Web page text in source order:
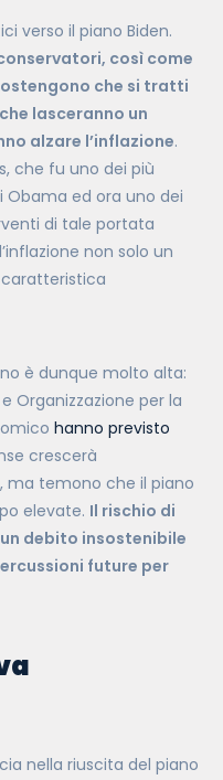
verso il piano Biden.
così come
che si tratti
lasceranno un
alzare l’inflazione.
che fu uno dei più
ed ora uno dei
di tale portata
non solo un
è dunque molto alta:
Organizzazione per la
hanno previsto
crescerà
ma temono che il piano
elevate. Il rischio di
debito insostenibile
future per
nella riuscita del piano